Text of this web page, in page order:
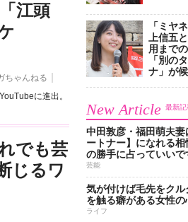
江頭
ちゃんねる
に進出。
でも芸
じるワ
「ミヤ
上信五
用まで
「別の
ナ」が
New Article 最新記
中田敦彦・福田萌夫
ートナー】になれる
の勝手に占っていいで
芸能
気が付けば毛先をク
を触る癖がある女性の
ライフ